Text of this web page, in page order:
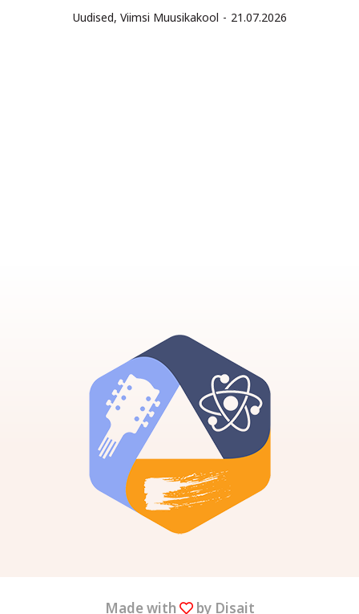
Uudised, Viimsi Muusikakool 21.07.2026
Made with by Disait